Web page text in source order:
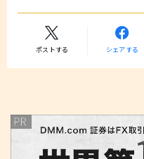
ポストする シェアする